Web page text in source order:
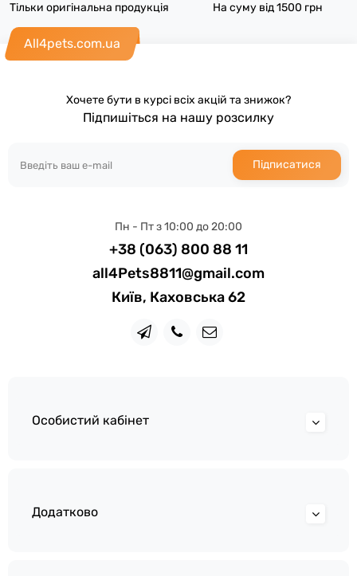
Тільки оригінальна продукція
На суму від 1500 грн
All4pets.com.ua
Хочете бути в курсі всіх акцій та знижок?
Підпишіться на нашу розсилку
Підписатися
Пн - Пт з 10:00 до 20:00
+38 (063) 800 88 11
all4Pets8811@gmail.com
Київ, Каховська 62
Особистий кабінет
Додатково